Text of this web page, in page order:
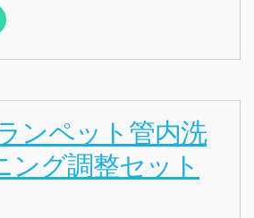
ンペット管内洗
ング調整セット